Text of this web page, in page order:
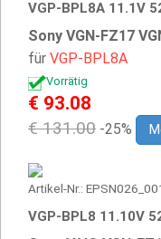
VGP-BPL8A 11.1V
Sony VGN-FZ17
für VGP-BPL8A
Vorrätig
€ 93.08
€ 131.00 -25%
Artikel-Nr.:
VGP-BPL8 11.10V